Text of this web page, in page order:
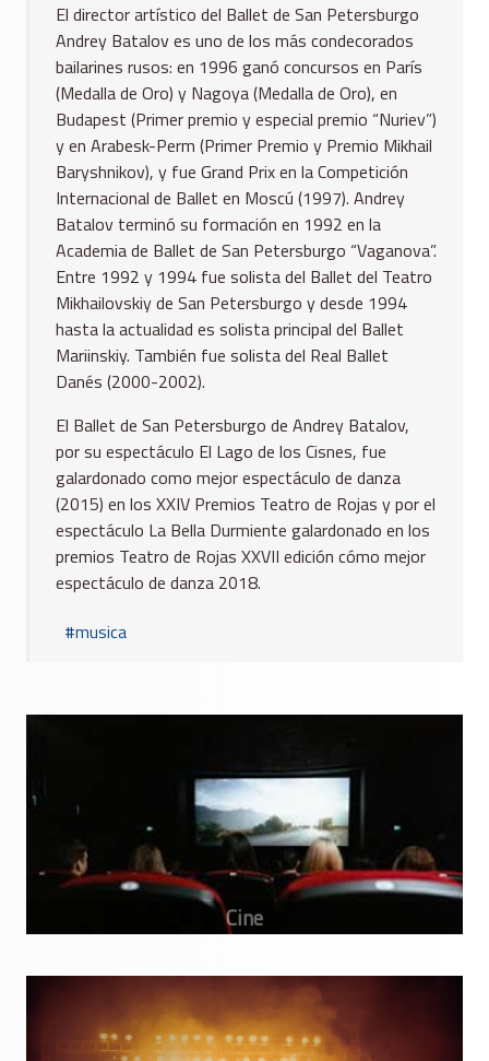
El director artístico del Ballet de San Petersburgo
Andrey Batalov es uno de los más condecorados
bailarines rusos: en 1996 ganó concursos en París
(Medalla de Oro) y Nagoya (Medalla de Oro), en
Budapest (Primer premio y especial premio “Nuriev”)
y en Arabesk-Perm (Primer Premio y Premio Mikhail
Baryshnikov), y fue Grand Prix en la Competición
Internacional de Ballet en Moscú (1997). Andrey
Batalov terminó su formación en 1992 en la
Academia de Ballet de San Petersburgo “Vaganova”.
Entre 1992 y 1994 fue solista del Ballet del Teatro
Mikhailovskiy de San Petersburgo y desde 1994
hasta la actualidad es solista principal del Ballet
Mariinskiy. También fue solista del Real Ballet
Danés (2000-2002).
El Ballet de San Petersburgo de Andrey Batalov,
por su espectáculo El Lago de los Cisnes, fue
galardonado como mejor espectáculo de danza
(2015) en los XXIV Premios Teatro de Rojas y por el
espectáculo La Bella Durmiente galardonado en los
premios Teatro de Rojas XXVII edición cómo mejor
espectáculo de danza 2018.
musica